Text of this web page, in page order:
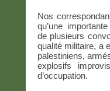
Nos
qu’une
de plusieurs
qualité militaire, a
palestiniens,
explosifs
d’occupation.